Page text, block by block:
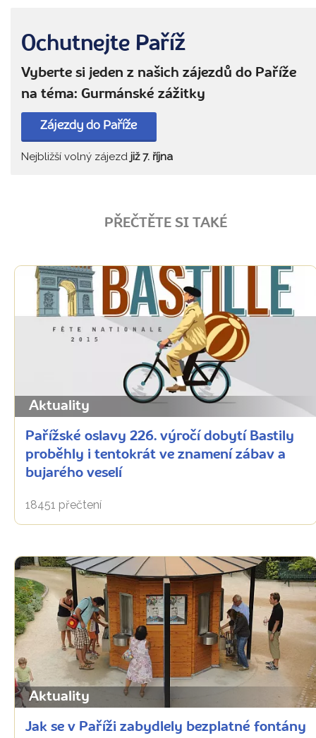
Ochutnejte Paříž
Vyberte si jeden z našich zájezdů do Paříže
na téma: Gurmánské zážitky
Zájezdy do Paříže
Nejbližší volný zájezd již 7. října
PŘEČTĚTE SI TAKÉ
Aktuality
Pařížské oslavy 226. výročí dobytí Bastily
proběhly i tentokrát ve znamení zábav a
bujarého veselí
18451 přečtení
Aktuality
Jak se v Paříži zabydlely bezplatné fontány